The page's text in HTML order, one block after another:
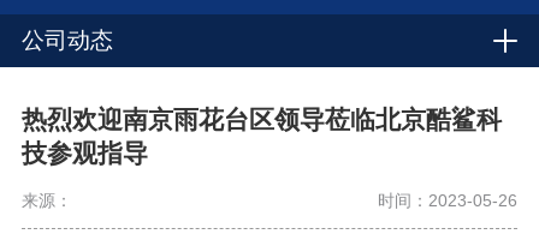
公司动态
热烈欢迎南京雨花台区领导莅临北京酷鲨科
技参观指导
来源： 时间：2023-05-26